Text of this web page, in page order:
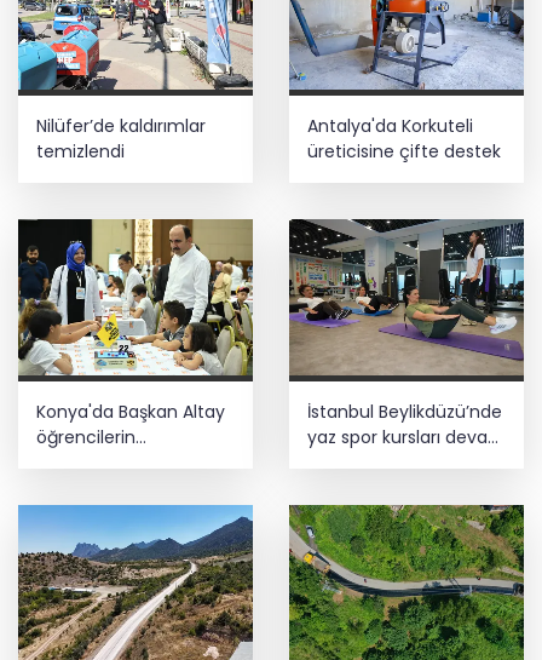
Nilüfer’de kaldırımlar
temizlendi
Antalya'da Korkuteli
üreticisine çifte destek
Konya'da Başkan Altay
öğrencilerin
İstanbul Beylikdüzü’nde
yaz spor kursları devam